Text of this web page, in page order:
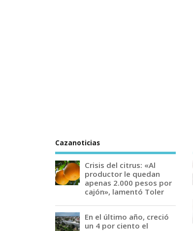
Cazanoticias
Crisis del citrus: «Al
productor le quedan
apenas 2.000 pesos por
cajón», lamentó Toler
En el último año, creció
un 4 por ciento el